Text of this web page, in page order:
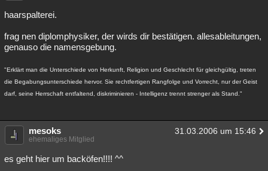
haarspalterei.
frag nen diplomphysiker, der wirds dir bestätigen. allesableitungen,
genauso die namensgebung.
"Erklärt man die Unterschiede von Herkunft, Religion und Geschlecht für gleichgültig, treten
die Begabungsunterschiede hervor. Sie rechtfertigen Rangfolge und Vorrecht, nur der Geist
darf, seine Herrschaft entfaltend, diskriminieren - Intelligenz trennt strenger als Stand."
mesoks 31.03.2006 um 15:46
ehemaliges Mitglied
es geht hier um backöfen!!!! ^^